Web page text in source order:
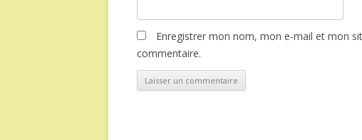
Enregistrer mon nom, mon e-mail et mon
commentaire.